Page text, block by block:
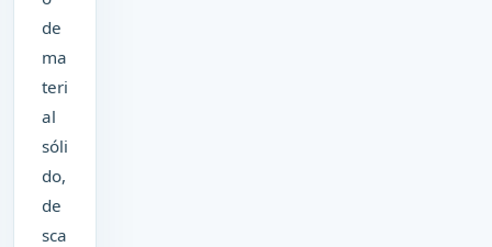
de
ma
teri
al
sóli
do,
de
sca